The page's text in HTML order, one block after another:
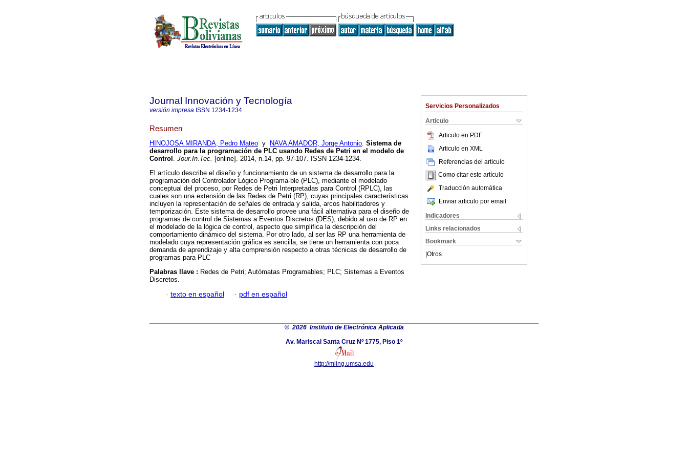
Servicios Personalizados
Articulo
Articulo en PDF
Articulo en XML
Referencias del artículo
Como citar este artículo
Traducción automática
Enviar articulo por email
Indicadores
Links relacionados
Bookmark
Otros
Journal Innovación y Tecnología
versión impresa ISSN 1234-1234
Resumen
HINOJOSA MIRANDA, Pedro Mateo y NAVA AMADOR, Jorge Antonio. Sistema de
desarrollo para la programación de PLC usando Redes de Petri en el modelo de
Control . Jour.In.Tec. [online]. 2014, n.14, pp. 97-107. ISSN 1234-1234.
El artículo describe el diseño y funcionamiento de un sistema de desarrollo para la
programación del Controlador Lógico Programa-ble (PLC), mediante el modelado
conceptual del proceso, por Redes de Petri Interpretadas para Control (RPLC), las
cuales son una extensión de las Redes de Petri (RP), cuyas principales características
incluyen la representación de señales de entrada y salida, arcos habilitadores y
temporización. Este sistema de desarrollo provee una fácil alternativa para el diseño de
programas de control de Sistemas a Eventos Discretos (DES), debido al uso de RP en
el modelado de la lógica de control, aspecto que simplifica la descripción del
comportamiento dinámico del sistema. Por otro lado, al ser las RP una herramienta de
modelado cuya representación gráfica es sencilla, se tiene un herramienta con poca
demanda de aprendizaje y alta comprensión respecto a otras técnicas de desarrollo de
programas para PLC
Palabras llave : Redes de Petri; Autómatas Programables; PLC; Sistemas a Eventos
Discretos.
· texto en español · pdf en español
©2026 Instituto de Electrónica Aplicada
Av. Mariscal Santa Cruz Nº 1775, Piso 1º
http://miing.umsa.edu